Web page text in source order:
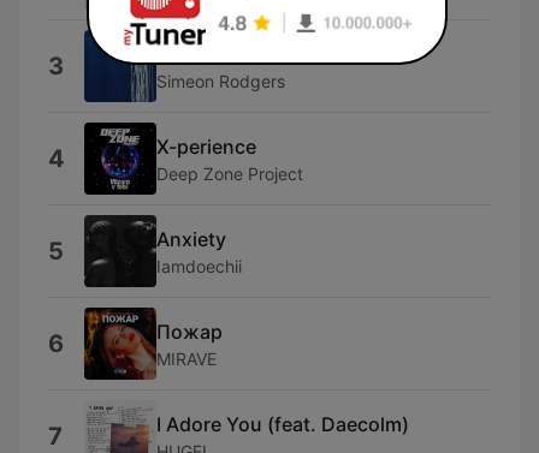
3 Talk to Me
Simeon Rodgers
4 X-perience
Deep Zone Project
5 Anxiety
Iamdoechii
6 Пожар
MIRAVE
7 I Adore You (feat. Daecolm)